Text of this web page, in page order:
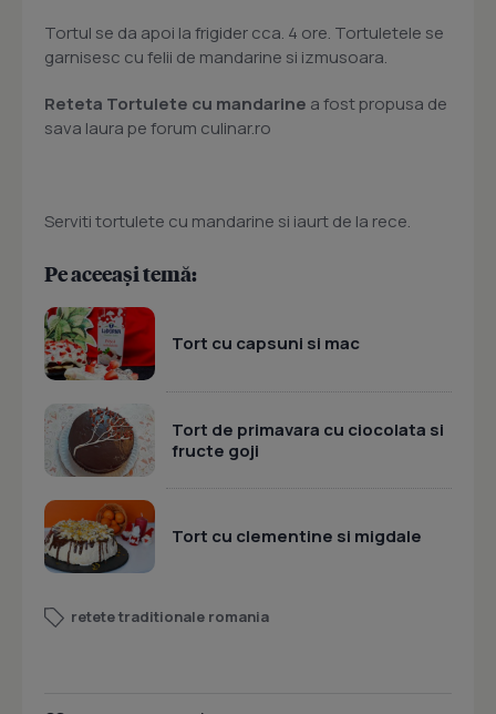
Tortul se da apoi la frigider cca. 4 ore. Tortuletele se
garnisesc cu felii de mandarine si izmusoara.
Reteta Tortulete cu mandarine a fost propusa de
sava laura pe forum culinar.ro
Serviti tortulete cu mandarine si iaurt de la rece.
Pe aceeași temă:
Tort cu capsuni si mac
Tort de primavara cu ciocolata si
fructe goji
Tort cu clementine si migdale
retete traditionale romania